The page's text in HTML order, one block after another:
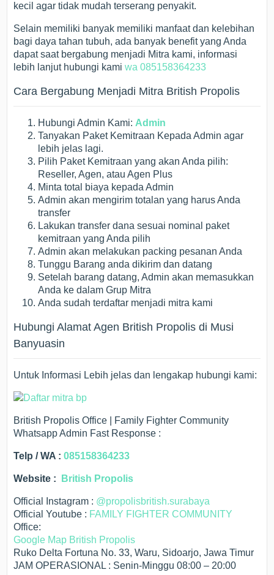
kecil agar tidak mudah terserang penyakit.
Selain memiliki banyak memiliki manfaat dan kelebihan
bagi daya tahan tubuh, ada banyak benefit yang Anda
dapat saat bergabung menjadi Mitra kami, informasi
lebih lanjut hubungi kamiwa 085158364233
Cara Bergabung Menjadi Mitra British Propolis
Hubungi Admin Kami: Admin
Tanyakan Paket Kemitraan Kepada Admin agar
lebih jelas lagi.
Pilih Paket Kemitraan yang akan Anda pilih:
Reseller, Agen, atau Agen Plus
Minta total biaya kepada Admin
Admin akan mengirim totalan yang harus Anda
transfer
Lakukan transfer dana sesuai nominal paket
kemitraan yang Anda pilih
Admin akan melakukan packing pesanan Anda
Tunggu Barang anda dikirim dan datang
Setelah barang datang, Admin akan memasukkan
Anda ke dalam Grup Mitra
Anda sudah terdaftar menjadi mitra kami
Hubungi Alamat Agen British Propolis di Musi
Banyuasin
Untuk Informasi Lebih jelas dan lengakap hubungi kami:
British Propolis Office | Family Fighter Community
Whatsapp Admin Fast Response :
Telp / WA :085158364233
Website : British Propolis
Official Instagram : @propolisbritish.surabaya
Official Youtube : FAMILY FIGHTER COMMUNITY
Office:
Google Map British Propolis
Ruko Delta Fortuna No. 33, Waru, Sidoarjo, Jawa Timur
JAM OPERASIONAL : Senin-Minggu 08:00 – 20:00